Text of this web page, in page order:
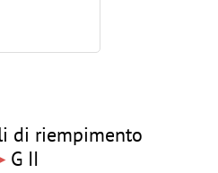
di riempimento
G II